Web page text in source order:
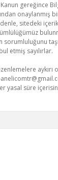
Kanun gereğince
onaylanmış
sitedeki
sorumluluğunu
etmiş sayılırlar.
yasal süre